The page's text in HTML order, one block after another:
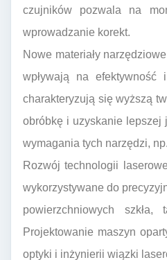
czujników pozwala na
wprowadzanie korekt.
Nowe materiały
wpływają na efektywność
charakteryzują się wyższą
obróbkę i uzyskanie lepszej
wymagania tych narzędzi,
Rozwój technologii
wykorzystywane do
powierzchniowych
Projektowanie maszyn
optyki i inżynierii wiązki